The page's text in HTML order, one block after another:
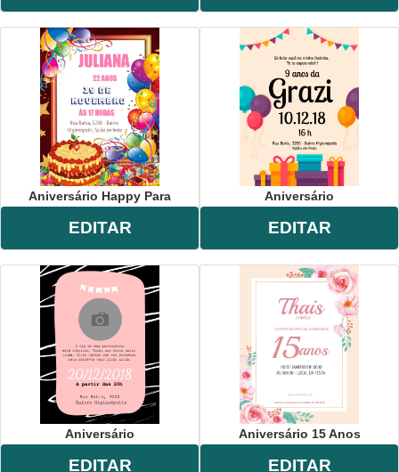
Aniversário Happy Para
EDITAR
Aniversário
EDITAR
Aniversário
EDITAR
Aniversário 15 Anos
EDITAR